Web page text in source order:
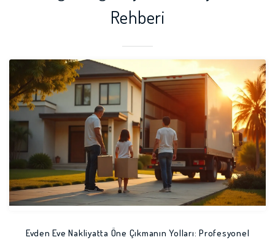
Rehberi
Evden Eve Nakliyatta Öne Çıkmanın Yolları: Profesyonel